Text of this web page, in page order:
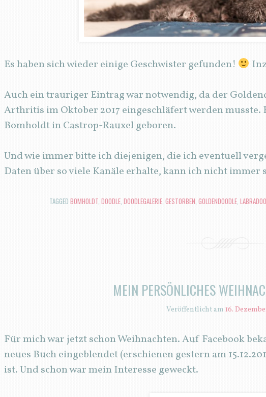
Es haben sich wieder einige Geschwister gefunden!
Auch ein trauriger Eintrag war notwendig, da der
Arthritis im Oktober 2017 eingeschläfert werden musste.
Bomholdt in Castrop-Rauxel geboren.
Und wie immer bitte ich diejenigen, die ich eventuell
Daten über so viele Kanäle erhalte, kann ich nicht immer
TAGGED BOMHOLDT, DOODLE, DOODLEGALERIE, GESTORBEN, GOLDENDOODLE,
MEIN PERSÖNLICHES
Veröffentlicht am 16.
Für mich war jetzt schon Weihnachten. Auf Facebook
neues Buch eingeblendet (erschienen gestern am
ist. Und schon war mein Interesse geweckt.